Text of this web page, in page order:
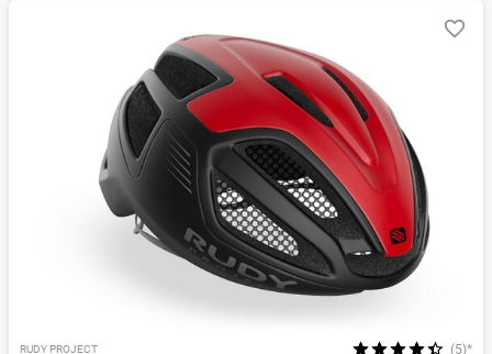
RUDY PROJECT (5)*